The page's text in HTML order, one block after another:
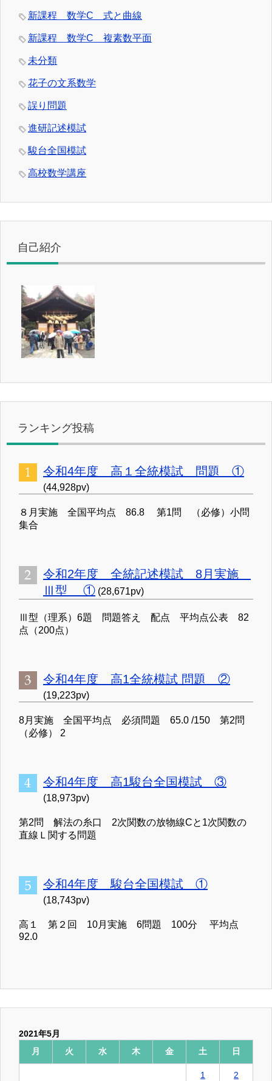
新課程 数学C 式と曲線
新課程 数学C 複素数平面
未分類
花子の文系数学
誤り問題
進研記述模試
駿台全国模試
高校数学講座
自己紹介
ランキング投稿
令和4年度 高１全統模試 問題 ①
(44,928pv)
８月実施 全国平均点 86.8 第1問 （必修）小問
集合
令和2年度 全統記述模試 8月実施
Ⅲ型 ① (28,671pv)
Ⅲ型（理系）6題 問題答え 配点 平均点公表 82
点（200点）
令和4年度 高1全統模試 問題 ②
(19,223pv)
8月実施 全国平均点 必須問題 65.0 /150 第2問
（必修） 2
令和4年度 高1駿台全国模試 ③
(18,973pv)
第2問 解法の糸口 2次関数の放物線Cと1次関数の
直線Ｌ関する問題
令和4年度 駿台全国模試 ①
(18,743pv)
高１ 第２回 10月実施 6問題 100分 平均点
92.0
2021年5月
月
火 水 木 金 土 日
1 2